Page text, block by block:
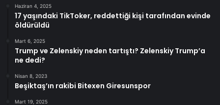
Haziran 4, 2025
17 yaşındaki TikToker, reddettiği kişi tarafından evinde
öldürüldü
Mart 6, 2025
Trump ve Zelenskiy neden tartıştı? Zelenskiy Trump’a
ne dedi?
Nisan 8, 2023
Beşiktaş’ın rakibi Bitexen Giresunspor
Mart 19, 2025